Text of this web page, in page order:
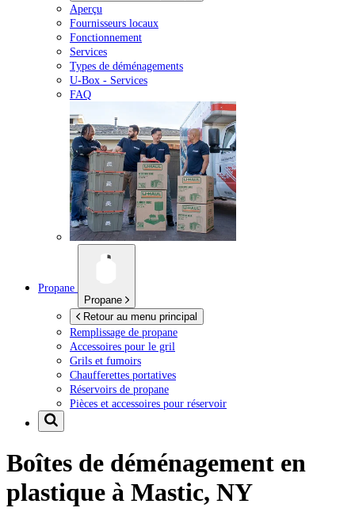
Aperçu
Fournisseurs locaux
Fonctionnement
Services
Types de déménagements
U-Box - Services
FAQ
Propane
Propane
Retour au menu principal
Remplissage de propane
Accessoires pour le gril
Grils et fumoirs
Chaufferettes portatives
Réservoirs de propane
Pièces et accessoires pour réservoir
Boîtes de déménagement en
plastique à Mastic, NY